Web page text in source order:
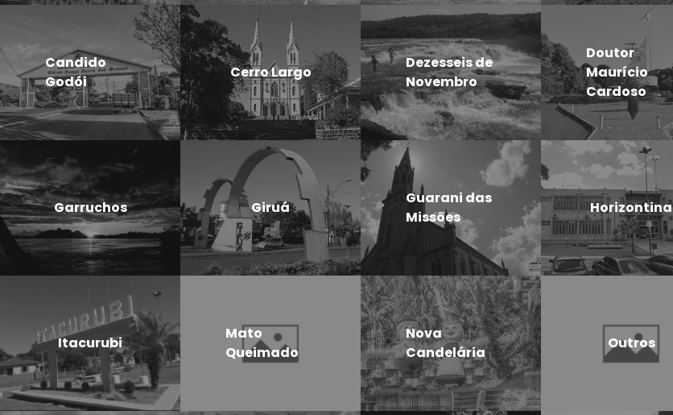
Candido
Godói
Cerro Largo
Dezesseis de
Novembro
Doutor
Maurício
Cardoso
Garruchos Giruá
Guarani das
Missões
Horizontina
Itacurubi
Mato
Queimado
Nova
Candelária
Outros